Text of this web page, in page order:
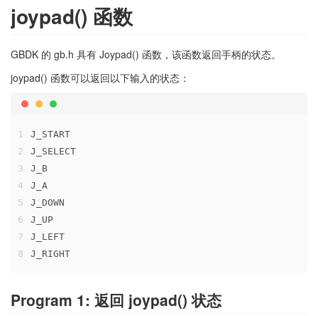
joypad() 函数
GBDK 的 gb.h 具有 Joypad() 函数，该函数返回手柄的状态。
joypad() 函数可以返回以下输入的状态：
1
2
3
4
5
6
7
8
J_START
J_SELECT
J_B
J_A
J_DOWN
J_UP
J_LEFT
J_RIGHT
Program 1: 返回 joypad() 状态